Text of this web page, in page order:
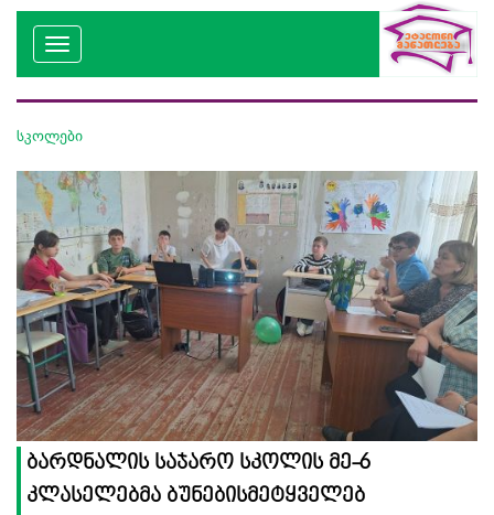
სკოლები
ბარდნალის საჯარო სკოლის მე-6
კლასელებმა ბუნებისმეტყველებ​